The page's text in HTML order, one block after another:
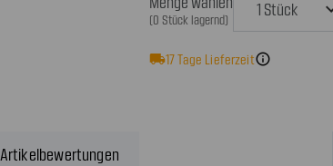
(0 Stück lagernd)
local_shipping17Tage Lieferzeitinfo
Artikelbewertungen